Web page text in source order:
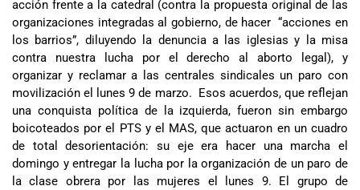
acción frente a la catedral (contra la propuesta original de las
organizaciones integradas al gobierno, de hacer “acciones en
los barrios”, diluyendo la denuncia a las iglesias y la misa
contra nuestra lucha por el derecho al aborto legal), y
organizar y reclamar a las centrales sindicales un paro con
movilización el lunes 9 de marzo. Esos acuerdos, que reflejan
una conquista política de la izquierda, fueron sin embargo
boicoteados por el PTS y el MAS, que actuaron en un cuadro
de total desorientación: su eje era hacer una marcha el
domingo y entregar la lucha por la organización de un paro de
la clase obrera por las mujeres el lunes 9. El grupo de